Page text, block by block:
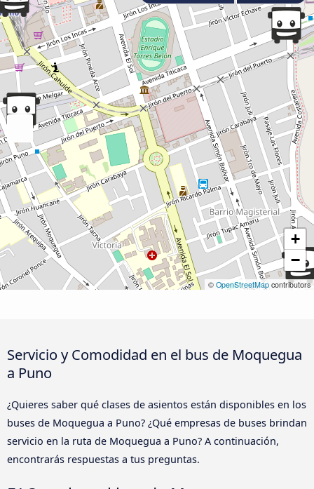
+
−
© OpenStreetMap contributors
Servicio y Comodidad en el bus de Moquegua
a Puno
¿Quieres saber qué clases de asientos están disponibles en los
buses de Moquegua a Puno? ¿Qué empresas de buses brindan
servicio en la ruta de Moquegua a Puno? A continuación,
encontrarás respuestas a tus preguntas.